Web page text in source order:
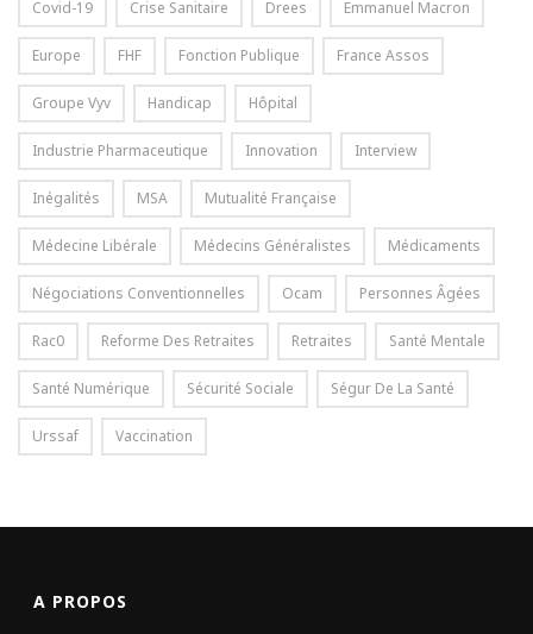
Covid-19 Crise Sanitaire Drees Emmanuel Macron
Europe FHF Fonction Publique France Assos
Groupe Vyv Handicap Hôpital
Industrie Pharmaceutique Innovation Interview
Inégalités MSA Mutualité Française
Médecine Libérale Médecins Généralistes Médicaments
Négociations Conventionnelles Ocam Personnes Âgées
Rac0 Reforme Des Retraites Retraites Santé Mentale
Santé Numérique Sécurité Sociale Ségur De La Santé
Urssaf Vaccination
A PROPOS